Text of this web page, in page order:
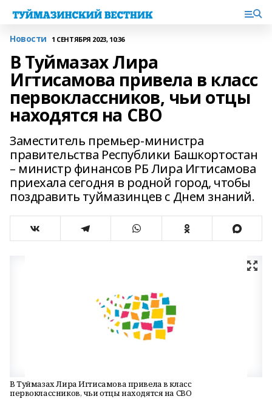
Новости 1 СЕНТЯБРЯ 2023, 10:36
В Туймазах Лира
Игтисамова привела в класс
первоклассников, чьи отцы
находятся на СВО
Заместитель премьер-министра
правительства Республики Башкортостан
– министр финансов РБ Лира Игтисамова
приехала сегодня в родной город, чтобы
поздравить туймазинцев с Днем знаний.
В Туймазах Лира Игтисамова привела в класс
первоклассников, чьи отцы находятся на СВО